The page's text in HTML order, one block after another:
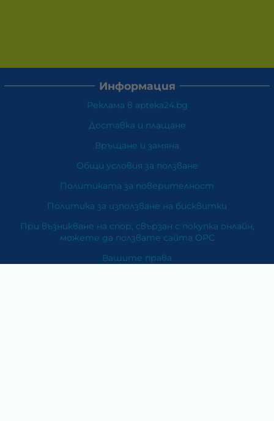
Информация
Реклама в apteka24.bg
Доставка и плащане
Връщане и замяна
Общи условия за ползване
Политиката за поверителност
Политика за използване на бисквитки
При възникване на спор, свързан с покупка онлайн,
можете да ползвате сайта ОРС
Вашите права